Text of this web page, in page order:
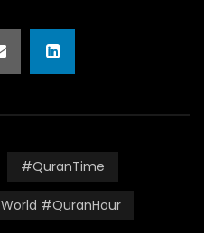
#QuranTime
World #QuranHour